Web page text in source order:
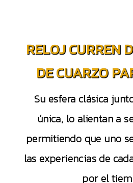
RELOJ CURREN
DE CUARZO
Su esfera clásica
única, lo alientan a
permitiendo que uno
las experiencias de
por el